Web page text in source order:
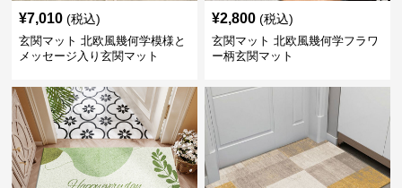
¥7,010 (税込)
玄関マット 北欧風幾何学模様と
メッセージ入り玄関マット
¥2,800 (税込)
玄関マット 北欧風幾何学フラワ
ー柄玄関マット